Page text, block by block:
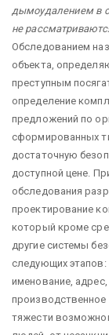
дымоудалением в
не
Обследованием
объекта,
преступным
определение
предложений по
сформированных
достаточную
доступной цене.
обследования
проектирование
который кроме
другие системы
следующих
именование,
производственное
тяжести